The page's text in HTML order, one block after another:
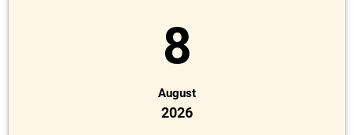
8
August
2026